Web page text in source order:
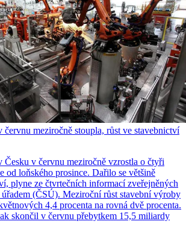
meziročně stoupla, růst ve stavebnictví
Česku v červnu meziročně vzrostla o čtyři
od loňského prosince. Dařilo se většině
plyne ze čtvrtečních informací zveřejněných
(ČSÚ). Meziroční růst stavební výroby
4,4 procenta na rovná dvě procenta.
skončil v červnu přebytkem 15,5 miliardy